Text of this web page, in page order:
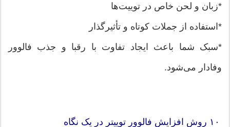
*زبان و لحن خاص در توییت‌ها
*استفاده از جملات کوتاه و تأثیرگذار
*سبک شما باعث ایجاد تفاوت با رقبا و جذب فالوور
وفادار می‌شود.
۱۰ روش افزایش فالوور توییتر در یک نگاه